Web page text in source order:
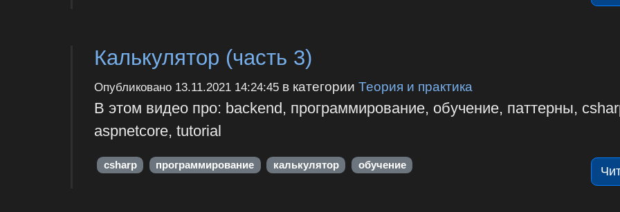
Калькулятор (часть 3)
Опубликовано 13.11.2021 14:24:45в категории Теория и практика
В этом видео про: backend, программирование, обучение, паттерны,
aspnetcore, tutorial
csharp программирование калькулятор обучение